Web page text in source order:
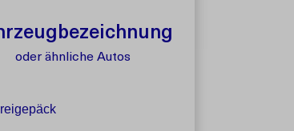
oder ähnliche Autos